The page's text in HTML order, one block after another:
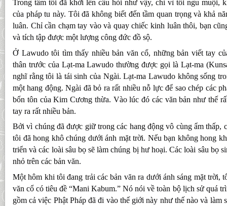
Trong tâm tôi đã khởi lên câu hỏi như vậy, chỉ vì tôi ngu muội,
của pháp tu này. Tôi đã không biết đến tầm quan trọng và khả
luân. Chỉ cần chạm tay vào và quay chiếc kinh luân thôi, bạn
và tích tập được một lượng công đức đồ sộ.
Ở Lawudo tôi tìm thấy nhiều bản văn cổ, những bản viết tay
thân trước của Lạt-ma Lawudo thường được gọi là Lạt-ma
nghĩ rằng tôi là tái sinh của Ngài. Lạt-ma Lawudo không sống
một hang động. Ngài đã bỏ ra rất nhiều nỗ lực để sao chép các
bổn tôn của Kim Cương thừa. Vào lúc đó các văn bản như thế
tay ra rất nhiều bản.
Bởi vì chúng đã được giữ trong các hang động vô cùng ẩm thấp,
tôi đã hong khô chúng dưới ánh mặt trời. Nếu bạn không hong
triển và các loài sâu bọ sẽ làm chúng bị hư hoại. Các loài sâu bọ
nhỏ trên các bản văn.
Một hôm khi tôi đang trải các bản văn ra dưới ánh sáng mặt trời,
văn cổ có tiêu đề “Mani Kabum.” Nó nói về toàn bộ lịch sử quá
gồm cả việc Phật Pháp đã đi vào thế giới này như thế nào và làm